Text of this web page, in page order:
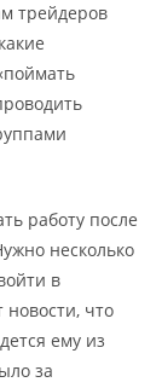
трейдеров
работу после
несколько
в
что
ему из
за